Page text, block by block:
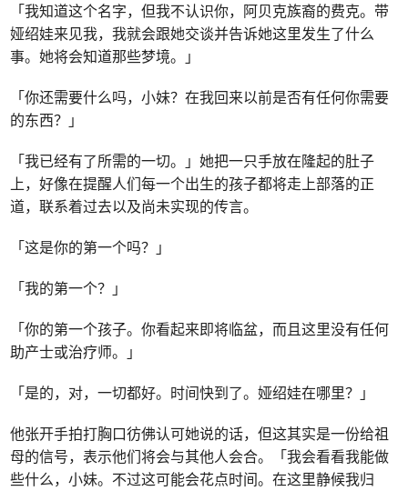
「我知道这个名字，但我不认识你，阿贝克族裔的费克。带
娅绍娃来见我，我就会跟她交谈并告诉她这里发生了什么
事。她将会知道那些梦境。」
「你还需要什么吗，小妹？在我回来以前是否有任何你需要
的东西？」
「我已经有了所需的一切。」她把一只手放在隆起的肚子
上，好像在提醒人们每一个出生的孩子都将走上部落的正
道，联系着过去以及尚未实现的传言。
「这是你的第一个吗？」
「我的第一个？」
「你的第一个孩子。你看起来即将临盆，而且这里没有任何
助产士或治疗师。」
「是的，对，一切都好。时间快到了。娅绍娃在哪里？」
他张开手拍打胸口彷佛认可她说的话，但这其实是一份给祖
母的信号，表示他们将会与其他人会合。「我会看看我能做
些什么，小妹。不过这可能会花点时间。在这里静候我归